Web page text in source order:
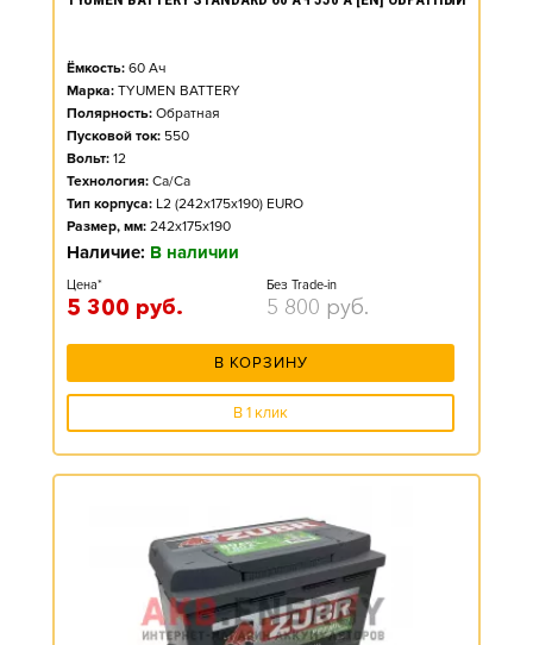
Ёмкость: 60 Ач
Марка: TYUMEN BATTERY
Полярность: Обратная
Пусковой ток: 550
Вольт: 12
Технология: Ca/Ca
Тип корпуса: L2 (242x175x190) EURO
Размер, мм: 242x175x190
Наличие: В наличии
Цена*
5 300 руб.
Без Trade-in
5 800 руб.
В КОРЗИНУ
В 1 клик